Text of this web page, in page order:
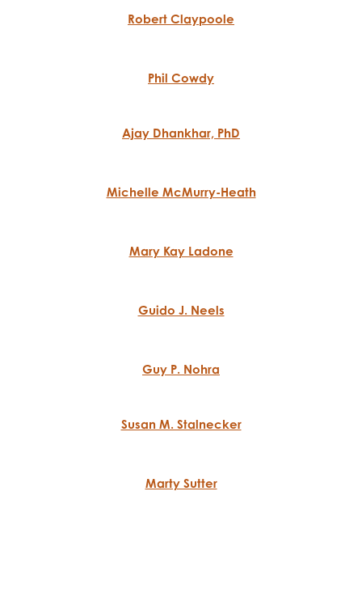
Robert Claypoole
Phil Cowdy
Ajay Dhankhar, PhD
Michelle McMurry-Heath
Mary Kay Ladone
Guido J. Neels
Guy P. Nohra
Susan M. Stalnecker
Marty Sutter